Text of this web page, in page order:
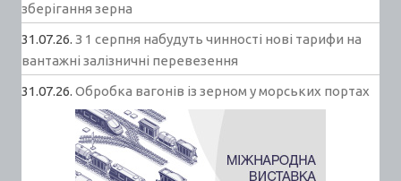
зберігання зерна
31.07.26. З 1 серпня набудуть чинності нові тарифи на
вантажні залізничні перевезення
31.07.26. Обробка вагонів із зерном у морських портах